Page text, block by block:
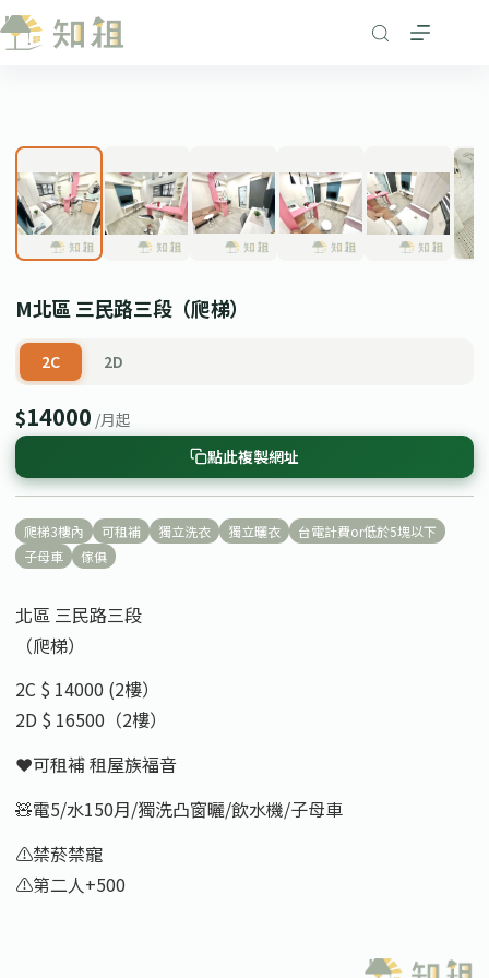
跳
至
M北區 三民路三段（爬梯）
2C 2D
$14000 /月起
點此複製網址
爬梯3樓內 可租補 獨立洗衣 獨立曬衣
台電計費or低於5塊以下
子母車
傢俱
北區 三民路三段
（爬梯）
2C $ 14000 (2樓）
2D $ 16500（2樓）
❤️可租補 租屋族福音
🧸電5/水150月/獨洗凸窗曬/飲水機/子母車
⚠️禁菸禁寵
⚠️第二人+500